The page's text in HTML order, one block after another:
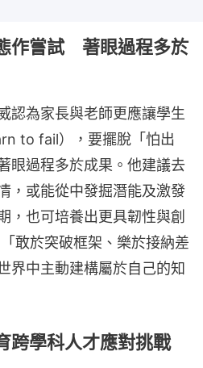
作嘗試 著眼過程多於
認為家長與老師更應讓學生
to fail），要擺脫「怕出
眼過程多於成果。他建議去
，或能從中發掘潛能及激發
，也可培養出更具韌性與創
敢於突破框架、樂於接納差
界中主動建構屬於自己的知
學科人才應對挑戰